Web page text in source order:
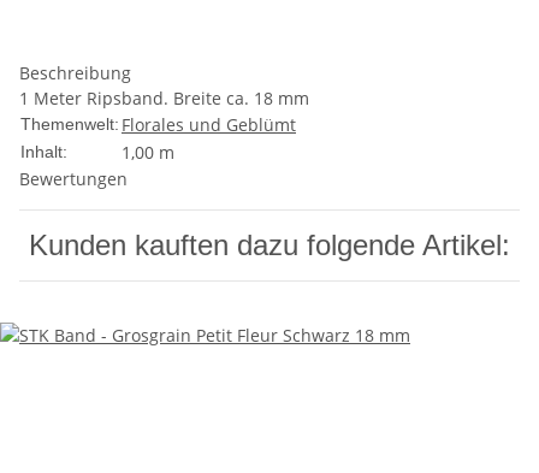
Beschreibung
1 Meter Ripsband. Breite ca. 18 mm
Themenwelt: Florales und Geblümt
Inhalt:
1,00 m
Bewertungen
Kunden kauften dazu folgende Artikel: